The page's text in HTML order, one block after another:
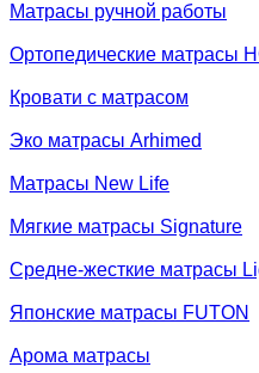
Матрасы ручной работы
Ортопедические матрасы
Кровати с матрасом
Эко матрасы Arhimed
Матрасы New Life
Мягкие матрасы Signature
Средне-жесткие матрасы
Японские матрасы FUTON
Арома матрасы